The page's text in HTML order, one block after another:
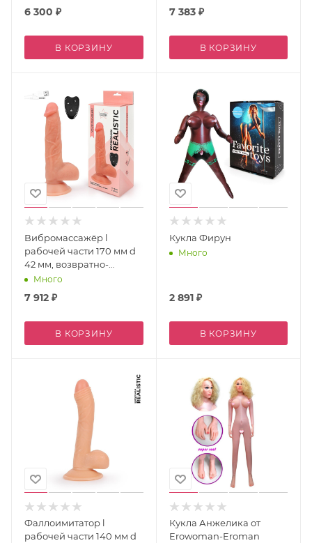
движений, вибрация,
6 300 ₽
В КОРЗИНУ
внутри арт.
7 383₽
В КОРЗИНУ
Вибромассажёр l
рабочей части 170 мм d
42 мм, возвратно-
поступательный арт. er-
Много
7 912 ₽
В КОРЗИНУ
Кукла Фирун
Много
2 891₽
В КОРЗИНУ
Фаллоимитатор l
рабочей части 140 мм d
Кукла Анжелика от
Erowoman-Eroman